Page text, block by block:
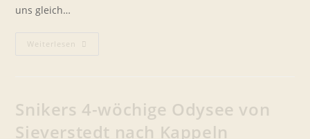
uns gleich…
Weiterlesen Lulus
Snikers 4-wöchige Odysee von
Sieverstedt nach Kappeln